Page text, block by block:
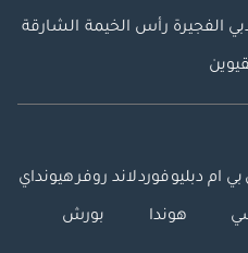
الفجيرة رأس الخيمة الشارقة
بي ام دبليوفوردلاند روفرهيونداي
هوندا بورش